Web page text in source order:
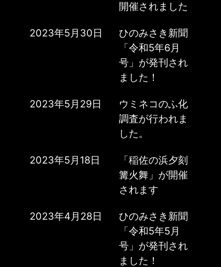
開催されました
2023年5月30日
ひのみさき新聞
「令和5年6月
号」が発刊され
ました！
2023年5月29日
ウミネコのふ化
調査が行われま
した。
2023年5月18日
「稲佐の浜夕刻
篝火舞」が開催
されます
2023年4月28日
ひのみさき新聞
「令和5年5月
号」が発刊され
ました！